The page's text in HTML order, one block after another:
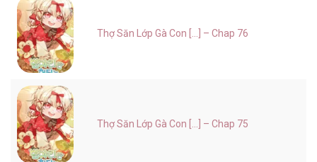
Thợ Săn Lớp Gà Con [...] – Chap 76
Thợ Săn Lớp Gà Con [...] – Chap 75